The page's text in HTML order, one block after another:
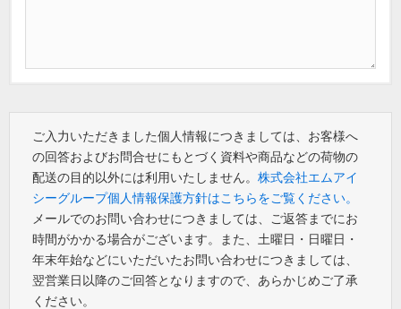
ご入力いただきました個人情報につきましては、お客様へ
の回答およびお問合せにもとづく資料や商品などの荷物の
配送の目的以外には利用いたしません。 株式会社エムアイ
シーグループ個人情報保護方針はこちらをご覧ください。
メールでのお問い合わせにつきましては、ご返答までにお
時間がかかる場合がございます。また、土曜日・日曜日・
年末年始などにいただいたお問い合わせにつきましては、
翌営業日以降のご回答となりますので、あらかじめご了承
ください。